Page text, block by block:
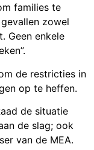
families te
zowel
Geen enkele
de restricties in
op te heffen.
de situatie
de slag; ook
van de MEA.